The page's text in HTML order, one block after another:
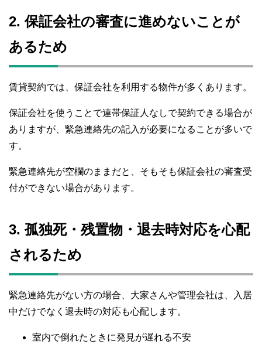
2. 保証会社の審査に進めないことが
あるため
賃貸契約では、保証会社を利用する物件が多くあります。
保証会社を使うことで連帯保証人なしで契約できる場合が
ありますが、緊急連絡先の記入が必要になることが多いで
す。
緊急連絡先が空欄のままだと、そもそも保証会社の審査受
付ができない場合があります。
3. 孤独死・残置物・退去時対応を心配
されるため
緊急連絡先がない方の場合、大家さんや管理会社は、入居
中だけでなく退去時の対応も心配します。
室内で倒れたときに発見が遅れる不安